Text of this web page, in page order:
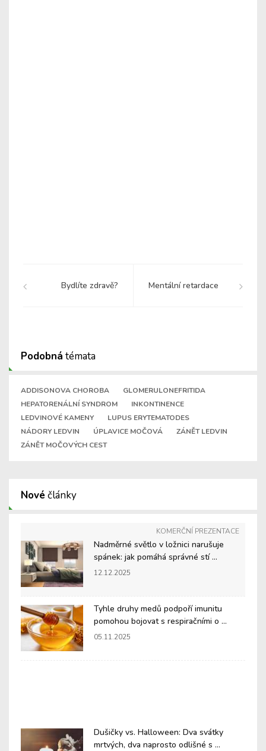
Bydlíte zdravě? Mentální retardace
Podobná témata
ADDISONOVA CHOROBA
GLOMERULONEFRITIDA
HEPATORENÁLNÍ SYNDROM
INKONTINENCE
LEDVINOVÉ KAMENY
LUPUS ERYTEMATODES
NÁDORY LEDVIN
ÚPLAVICE MOČOVÁ
ZÁNĚT LEDVIN
ZÁNĚT MOČOVÝCH CEST
Nové články
KOMERČNÍ PREZENTACE
Nadměrné světlo v ložnici narušuje
spánek: jak pomáhá správné stí ...
12.12.2025
Tyhle druhy medů podpoří imunitu
pomohou bojovat s respiračními o ...
05.11.2025
Dušičky vs. Halloween: Dva svátky
mrtvých, dva naprosto odlišné s ...